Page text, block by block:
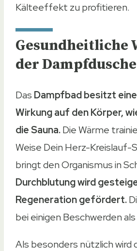
Kälteeffekt zu profitieren.
Gesundheitliche
der Dampfdusche
Das Dampfbad besitzt
Wirkung auf den Körper,
die Sauna.Die Wärme
Weise Dein Herz-Kreislauf-
bringt den Organismus in
Durchblutung wird
Regeneration gefördert.
bei einigen Beschwerden
Als besonders nützlich wird